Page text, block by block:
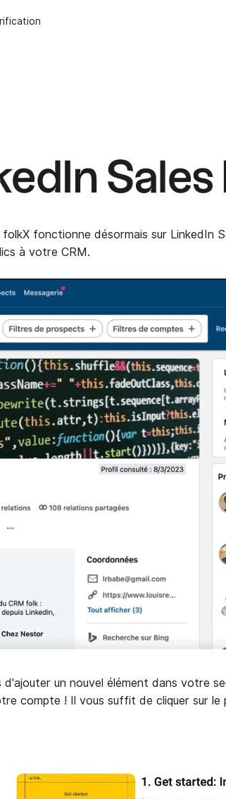
fonctionne désormais sur LinkedIn
à votre CRM.
d'ajouter un nouvel élément dans votre
compte ! Il vous suffit de cliquer sur